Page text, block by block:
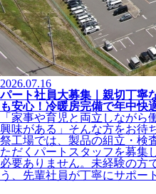
2026.07.16
パート社員大募集｜親切丁寧
も安心！冷暖房完備で年中快
「家事や育児と両立しなが
興味がある」そんな方をお待
祭工場では、製品の組立・検
ただくパートスタッフを募集
必要ありません。未経験の方
う、先輩社員が丁寧にサポー